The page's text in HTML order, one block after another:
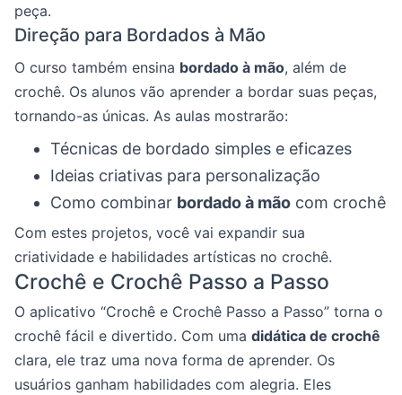
peça.
Direção para Bordados à Mão
O curso também ensina bordado à mão, além de
crochê. Os alunos vão aprender a bordar suas peças,
tornando-as únicas. As aulas mostrarão:
Técnicas de bordado simples e eficazes
Ideias criativas para personalização
Como combinar bordado à mão com crochê
Com estes projetos, você vai expandir sua
criatividade e habilidades artísticas no crochê.
Crochê e Crochê Passo a Passo
O aplicativo “Crochê e Crochê Passo a Passo” torna o
crochê fácil e divertido. Com uma didática de crochê
clara, ele traz uma nova forma de aprender. Os
usuários ganham habilidades com alegria. Eles